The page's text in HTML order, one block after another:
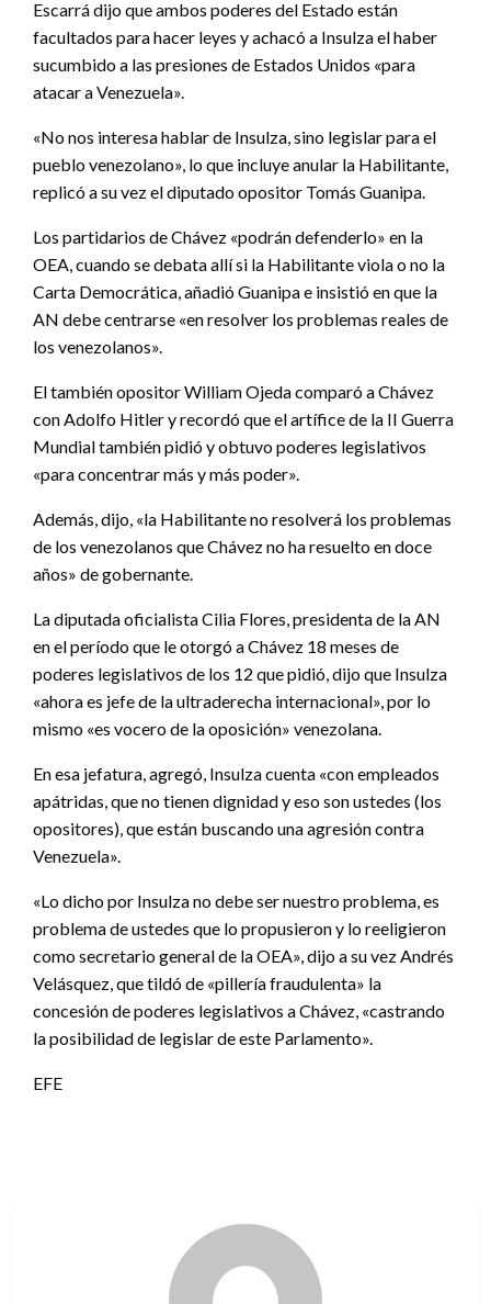
Escarrá dijo que ambos poderes del Estado están
facultados para hacer leyes y achacó a Insulza el haber
sucumbido a las presiones de Estados Unidos «para
atacar a Venezuela».
«No nos interesa hablar de Insulza, sino legislar para el
pueblo venezolano», lo que incluye anular la Habilitante,
replicó a su vez el diputado opositor Tomás Guanipa.
Los partidarios de Chávez «podrán defenderlo» en la
OEA, cuando se debata allí si la Habilitante viola o no la
Carta Democrática, añadió Guanipa e insistió en que la
AN debe centrarse «en resolver los problemas reales de
los venezolanos».
El también opositor William Ojeda comparó a Chávez
con Adolfo Hitler y recordó que el artífice de la II Guerra
Mundial también pidió y obtuvo poderes legislativos
«para concentrar más y más poder».
Además, dijo, «la Habilitante no resolverá los problemas
de los venezolanos que Chávez no ha resuelto en doce
años» de gobernante.
La diputada oficialista Cilia Flores, presidenta de la AN
en el período que le otorgó a Chávez 18 meses de
poderes legislativos de los 12 que pidió, dijo que Insulza
«ahora es jefe de la ultraderecha internacional», por lo
mismo «es vocero de la oposición» venezolana.
En esa jefatura, agregó, Insulza cuenta «con empleados
apátridas, que no tienen dignidad y eso son ustedes (los
opositores), que están buscando una agresión contra
Venezuela».
«Lo dicho por Insulza no debe ser nuestro problema, es
problema de ustedes que lo propusieron y lo reeligieron
como secretario general de la OEA», dijo a su vez Andrés
Velásquez, que tildó de «pillería fraudulenta» la
concesión de poderes legislativos a Chávez, «castrando
la posibilidad de legislar de este Parlamento».
EFE